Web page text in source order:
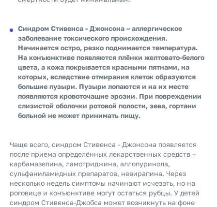
Синдром Стивенса - Джонсона – аллергическое
заболевание токсического происхождения.
Начинается остро, резко поднимается температура.
На конъюнктиве появляются плёнки желтовато-белого
цвета, а кожа покрывается красными пятнами, на
которых, вследствие отмирания клеток образуются
большие пузыри. Пузыри лопаются и на их месте
появляются кровоточащие эрозии. При повреждении
слизистой оболочки ротовой полости, зева, гортани
больной не может принимать пищу.
Чаще всего, синдром Стивенса - Джонсона появляется
после приема определённых лекарственных средств –
карбамазепина, ламотриджина, аллопуринола,
сульфаниламидных препаратов, невирапина. Через
несколько недель симптомы начинают исчезать, но на
роговице и конъюнктиве могут остаться рубцы. У детей
синдром Стивенса-Джобса может возникнуть на фоне